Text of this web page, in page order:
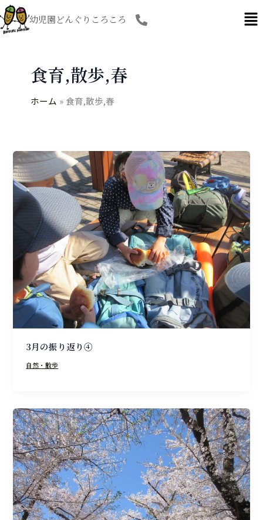
内
容
を
幼児園どんぐりころころ
食育,散歩,春
ホーム 食育,散歩,春
3月の振り返り④
自然・散歩